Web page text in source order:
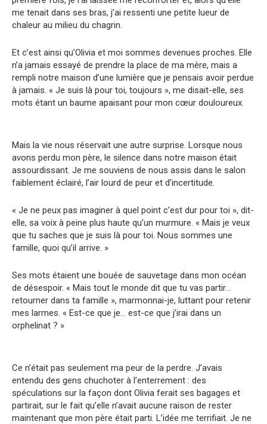
me tenait dans ses bras, j’ai ressenti une petite lueur de
chaleur au milieu du chagrin.
Et c’est ainsi qu’Olivia et moi sommes devenues proches. Elle
n’a jamais essayé de prendre la place de ma mère, mais a
rempli notre maison d’une lumière que je pensais avoir perdue
à jamais. « Je suis là pour toi, toujours », me disait-elle, ses
mots étant un baume apaisant pour mon cœur douloureux.
Mais la vie nous réservait une autre surprise. Lorsque nous
avons perdu mon père, le silence dans notre maison était
assourdissant. Je me souviens de nous assis dans le salon
faiblement éclairé, l’air lourd de peur et d’incertitude.
« Je ne peux pas imaginer à quel point c’est dur pour toi », dit-
elle, sa voix à peine plus haute qu’un murmure. « Mais je veux
que tu saches que je suis là pour toi. Nous sommes une
famille, quoi qu’il arrive. »
Ses mots étaient une bouée de sauvetage dans mon océan
de désespoir. « Mais tout le monde dit que tu vas partir…
retourner dans ta famille », marmonnai-je, luttant pour retenir
mes larmes. « Est-ce que je… est-ce que j’irai dans un
orphelinat ? »
Ce n’était pas seulement ma peur de la perdre. J’avais
entendu des gens chuchoter à l’enterrement : des
spéculations sur la façon dont Olivia ferait ses bagages et
partirait, sur le fait qu’elle n’avait aucune raison de rester
maintenant que mon père était parti. L’idée me terrifiait. Je ne